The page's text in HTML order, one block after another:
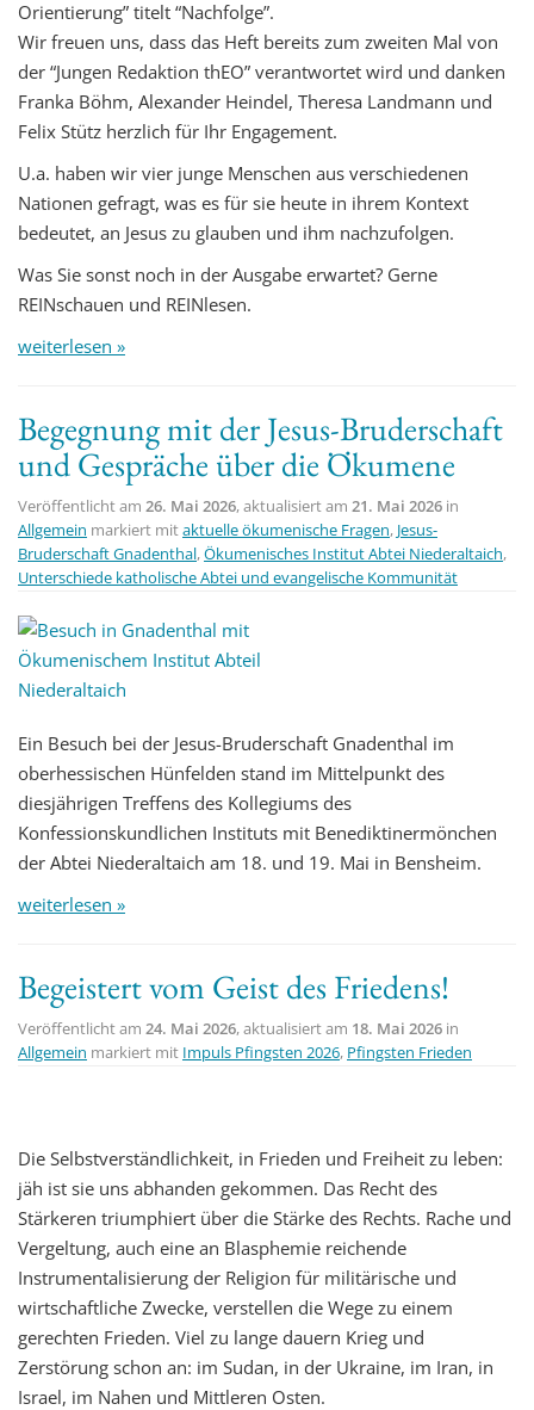
Orientierung” titelt “Nachfolge”.
Wir freuen uns, dass das Heft bereits zum zweiten Mal von
der “Jungen Redaktion thEO” verantwortet wird und danken
Franka Böhm, Alexander Heindel, Theresa Landmann und
Felix Stütz herzlich für Ihr Engagement.
U.a. haben wir vier junge Menschen aus verschiedenen
Nationen gefragt, was es für sie heute in ihrem Kontext
bedeutet, an Jesus zu glauben und ihm nachzufolgen.
Was Sie sonst noch in der Ausgabe erwartet? Gerne
REINschauen und REINlesen.
weiterlesen »
Begegnung mit der Jesus-Bruderschaft
und Gespräche über die Ökumene
Veröffentlicht am 26. Mai 2026, aktualisiert am 21. Mai 2026 in
Allgemein markiert mitaktuelle ökumenische Fragen, Jesus-
Bruderschaft Gnadenthal,Ökumenisches Institut Abtei Niederaltaich,
Unterschiede katholische Abtei und evangelische Kommunität
Ein Besuch bei der Jesus-Bruderschaft Gnadenthal im
oberhessischen Hünfelden stand im Mittelpunkt des
diesjährigen Treffens des Kollegiums des
Konfessionskundlichen Instituts mit Benediktinermönchen
der Abtei Niederaltaich am 18. und 19. Mai in Bensheim.
weiterlesen »
Begeistert vom Geist des Friedens!
Veröffentlicht am 24. Mai 2026, aktualisiert am 18. Mai 2026 in
Allgemein markiert mit Impuls Pfingsten 2026, Pfingsten Frieden
Die Selbstverständlichkeit, in Frieden und Freiheit zu leben:
jäh ist sie uns abhanden gekommen. Das Recht des
Stärkeren triumphiert über die Stärke des Rechts. Rache und
Vergeltung, auch eine an Blasphemie reichende
Instrumentalisierung der Religion für militärische und
wirtschaftliche Zwecke, verstellen die Wege zu einem
gerechten Frieden. Viel zu lange dauern Krieg und
Zerstörung schon an: im Sudan, in der Ukraine, im Iran, in
Israel, im Nahen und Mittleren Osten.